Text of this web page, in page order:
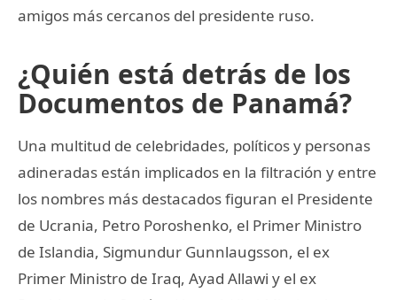
amigos más cercanos del presidente ruso.
¿Quién está detrás de los
Documentos de Panamá?
Una multitud de celebridades, políticos y personas
adineradas están implicados en la filtración y entre
los nombres más destacados figuran el Presidente
de Ucrania, Petro Poroshenko, el Primer Ministro
de Islandia, Sigmundur Gunnlaugsson, el ex
Primer Ministro de Iraq, Ayad Allawi y el ex